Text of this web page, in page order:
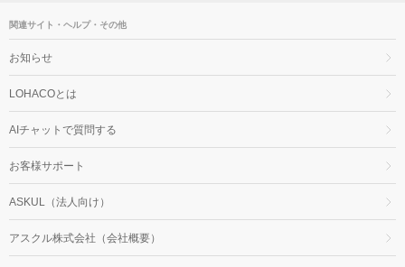
関連サイト・ヘルプ・その他
お知らせ
LOHACOとは
AIチャットで質問する
お客様サポート
ASKUL（法人向け）
アスクル株式会社（会社概要）